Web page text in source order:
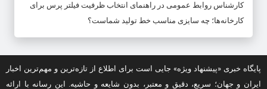
کارشناس روابط عمومی در راهنمای انتخاب ظرفیت فیلتر پرس برای
کارخانه‌ها؛ چه سایزی مناسب خط تولید شماست؟
پایگاه خبری «پیشنهاد ویژه» جایی است برای اطلاع از تازه‌ترین و مهم‌ترین اخبار
ایران و جهان؛ سریع، دقیق و معتبر، بدون شایعه و حاشیه. این رسانه با ارائه